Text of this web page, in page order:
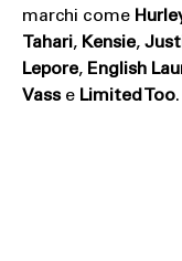
marchi come
Tahari, Kensie,
Lepore, English
VasseLimited Too.